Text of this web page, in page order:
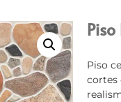
Piso
cortes